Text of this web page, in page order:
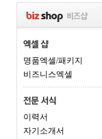
명품엑셀/패키지
비즈니스엑셀
이력서
자기소개서